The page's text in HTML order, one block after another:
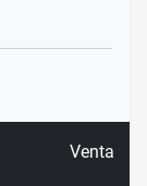
Venta